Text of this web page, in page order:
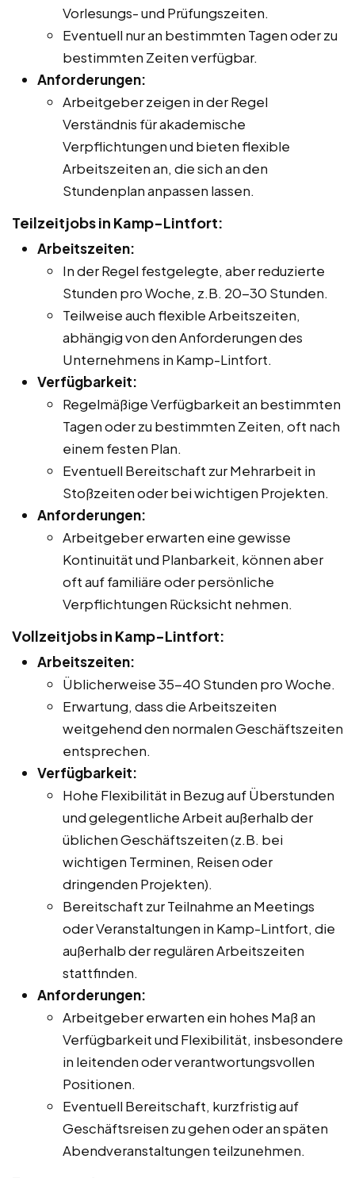
Vorlesungs- und Prüfungszeiten.
Eventuell nur an bestimmten Tagen oder zu
bestimmten Zeiten verfügbar.
Anforderungen:
Arbeitgeber zeigen in der Regel
Verständnis für akademische
Verpflichtungen und bieten flexible
Arbeitszeiten an, die sich an den
Stundenplan anpassen lassen.
Teilzeitjobs in Kamp-Lintfort:
Arbeitszeiten:
In der Regel festgelegte, aber reduzierte
Stunden pro Woche, z.B. 20-30 Stunden.
Teilweise auch flexible Arbeitszeiten,
abhängig von den Anforderungen des
Unternehmens in Kamp-Lintfort.
Verfügbarkeit:
Regelmäßige Verfügbarkeit an bestimmten
Tagen oder zu bestimmten Zeiten, oft nach
einem festen Plan.
Eventuell Bereitschaft zur Mehrarbeit in
Stoßzeiten oder bei wichtigen Projekten.
Anforderungen:
Arbeitgeber erwarten eine gewisse
Kontinuität und Planbarkeit, können aber
oft auf familiäre oder persönliche
Verpflichtungen Rücksicht nehmen.
Vollzeitjobs in Kamp-Lintfort:
Arbeitszeiten:
Üblicherweise 35-40 Stunden pro Woche.
Erwartung, dass die Arbeitszeiten
weitgehend den normalen Geschäftszeiten
entsprechen.
Verfügbarkeit:
Hohe Flexibilität in Bezug auf Überstunden
und gelegentliche Arbeit außerhalb der
üblichen Geschäftszeiten (z.B. bei
wichtigen Terminen, Reisen oder
dringenden Projekten).
Bereitschaft zur Teilnahme an Meetings
oder Veranstaltungen in Kamp-Lintfort, die
außerhalb der regulären Arbeitszeiten
stattfinden.
Anforderungen:
Arbeitgeber erwarten ein hohes Maß an
Verfügbarkeit und Flexibilität, insbesondere
in leitenden oder verantwortungsvollen
Positionen.
Eventuell Bereitschaft, kurzfristig auf
Geschäftsreisen zu gehen oder an späten
Abendveranstaltungen teilzunehmen.